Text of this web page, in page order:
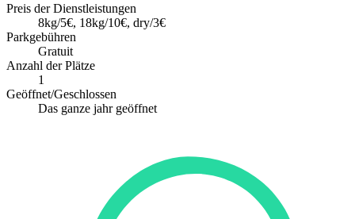
Preis der Dienstleistungen
8kg/5€, 18kg/10€, dry/3€
Parkgebühren
Gratuit
Anzahl der Plätze
1
Geöffnet/Geschlossen
Das ganze jahr geöffnet